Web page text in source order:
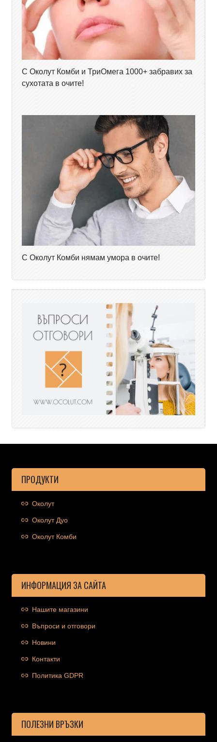
С Околут Комби и ТриОмега 1000+ забравих за
сухотата в очите!
С Околут Комби нямам умора в очите!
ПРОДУКТИ
Околут
Околут Дуо
Околут Комби
ИНФОРМАЦИЯ ЗА САЙТА
Нашите магазини
Въпроси и отговори
Новини
Контакти
Политика GDPR
ПОЛЕЗНИ ВРЪЗКИ